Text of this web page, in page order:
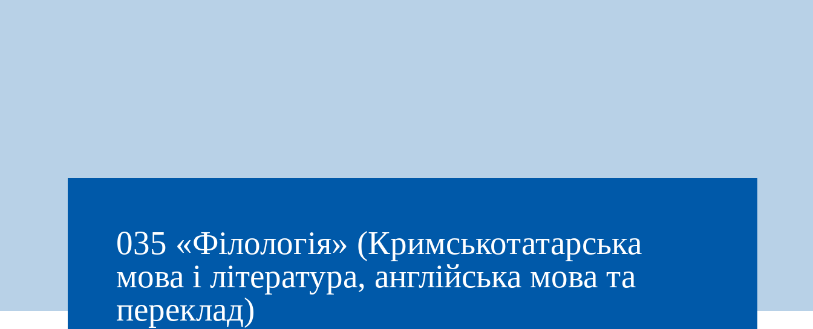
035 «Філологія» (Кримськотатарська
мова і література, англійська мова та
переклад)